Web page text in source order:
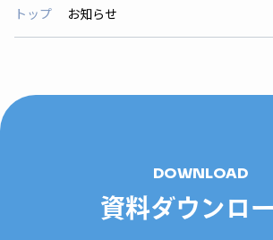
トップ お知らせ
DOWNLOAD
資料ダウンロ